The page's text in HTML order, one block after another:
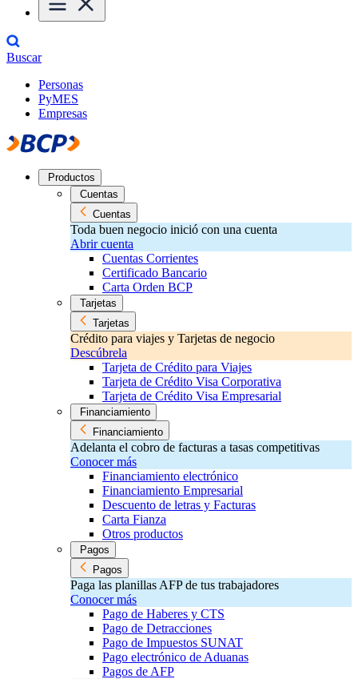
Buscar
Personas
PyMES
Empresas
Productos
Cuentas
Cuentas
Toda buen negocio inició con una cuenta
Abrir cuenta
Cuentas Corrientes
Certificado Bancario
Carta Orden BCP
Tarjetas
Tarjetas
Crédito para viajes y Tarjetas de negocio
Descúbrela
Tarjeta de Crédito para Viajes
Tarjeta de Crédito Visa Corporativa
Tarjeta de Crédito Visa Empresarial
Financiamiento
Financiamiento
Adelanta el cobro de facturas a tasas competitivas
Conocer más
Financiamiento electrónico
Financiamiento Empresarial
Descuento de letras y Facturas
Carta Fianza
Otros productos
Pagos
Pagos
Paga las planillas AFP de tus trabajadores
Conocer más
Pago de Haberes y CTS
Pago de Detracciones
Pago de Impuestos SUNAT
Pago electrónico de Aduanas
Pagos de AFP